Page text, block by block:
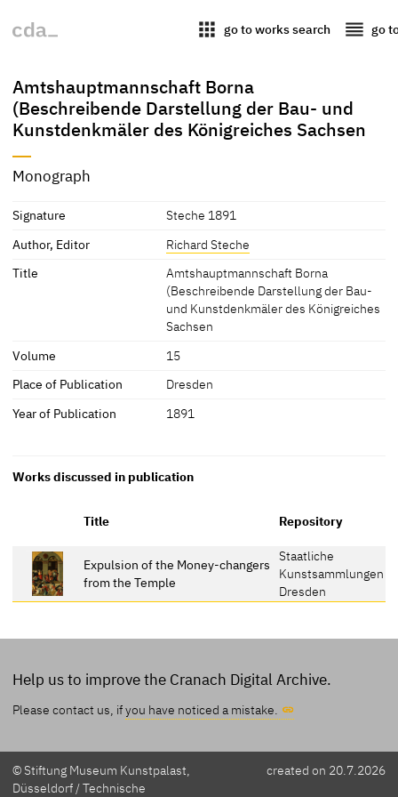
apps go to works search reorder go
Amtshauptmannschaft Borna
(Beschreibende Darstellung der Bau- und
Kunstdenkmäler des Königreiches Sachsen
Monograph
Signature
Steche 1891
Author, Editor
Richard Steche
Title
Amtshauptmannschaft Borna
(Beschreibende Darstellung der Bau-
und Kunstdenkmäler des Königreiches
Sachsen
Volume
15
Place of Publication
Dresden
Year of Publication
1891
Works discussed in publication
Title Repository
Expulsion of the Money-changers
from the Temple
Staatliche
Kunstsammlungen
Dresden
Help us to improve the Cranach Digital Archive.
Please contact us, ifyou have noticed a mistake.
© Stiftung Museum Kunstpalast,
Düsseldorf / Technische
created on 20.7.2026